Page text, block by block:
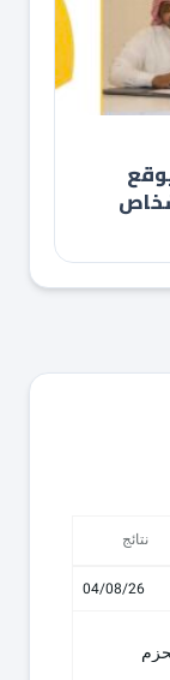
نتائج
04/08/26